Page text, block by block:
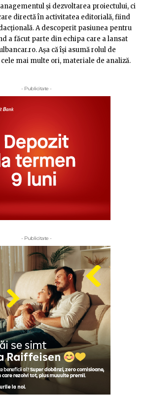
şi dezvoltarea proiectului, ci
directă în activitatea editorială, fiind
A descoperit pasiunea pentru
a făcut parte din echipa care a lansat
Așa că îşi asumă rolul de
mai multe ori, materiale de analiză.
- Publicitate -
- Publicitate -